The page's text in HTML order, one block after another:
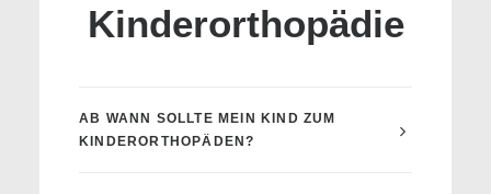
Kinderorthopädie
AB WANN SOLLTE MEIN KIND ZUM
KINDERORTHOPÄDEN?